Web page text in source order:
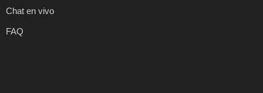
Chat en vivo
FAQ